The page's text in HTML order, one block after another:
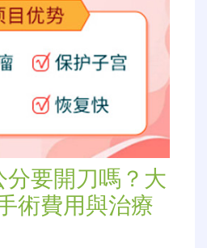
要開刀嗎？大
術費用與治療